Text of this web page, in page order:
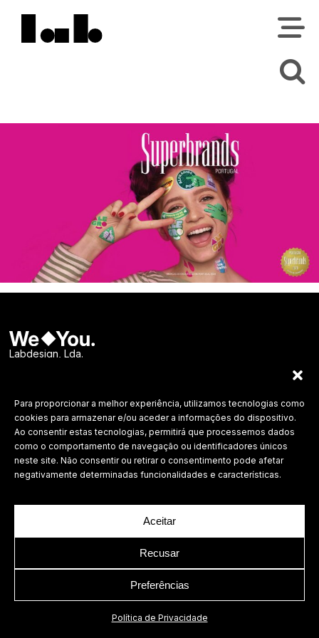
Para proporcionar a melhor experiência, utilizamos tecnologias como
cookies para armazenar e/ou aceder a informações do dispositivo.
Ao consentir estas tecnologias, permitirá que processemos dados
como o comportamento de navegação ou identificadores únicos
neste site. Não consentir ou retirar o consentimento pode afetar
negativamente determinadas funcionalidades e características.
Aceitar
Recusar
Preferências
Política de Privacidade
Labdesign, Lda.
Política de Privacidade